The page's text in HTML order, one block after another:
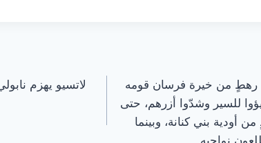
رهطٍ من خيرة فرسان قومه
للسير وشدّوا أزرهم، حتى
أودية بني كنانة، وبينما
نواحيه
لاتسيو يهزم